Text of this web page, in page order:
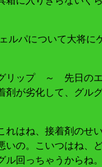
ルパについて大将に
リップ ～ 先日のエ
剤が劣化して、グル
れはね、接着剤のせ
いの。こいつはね、
ル回っちゃうからね。